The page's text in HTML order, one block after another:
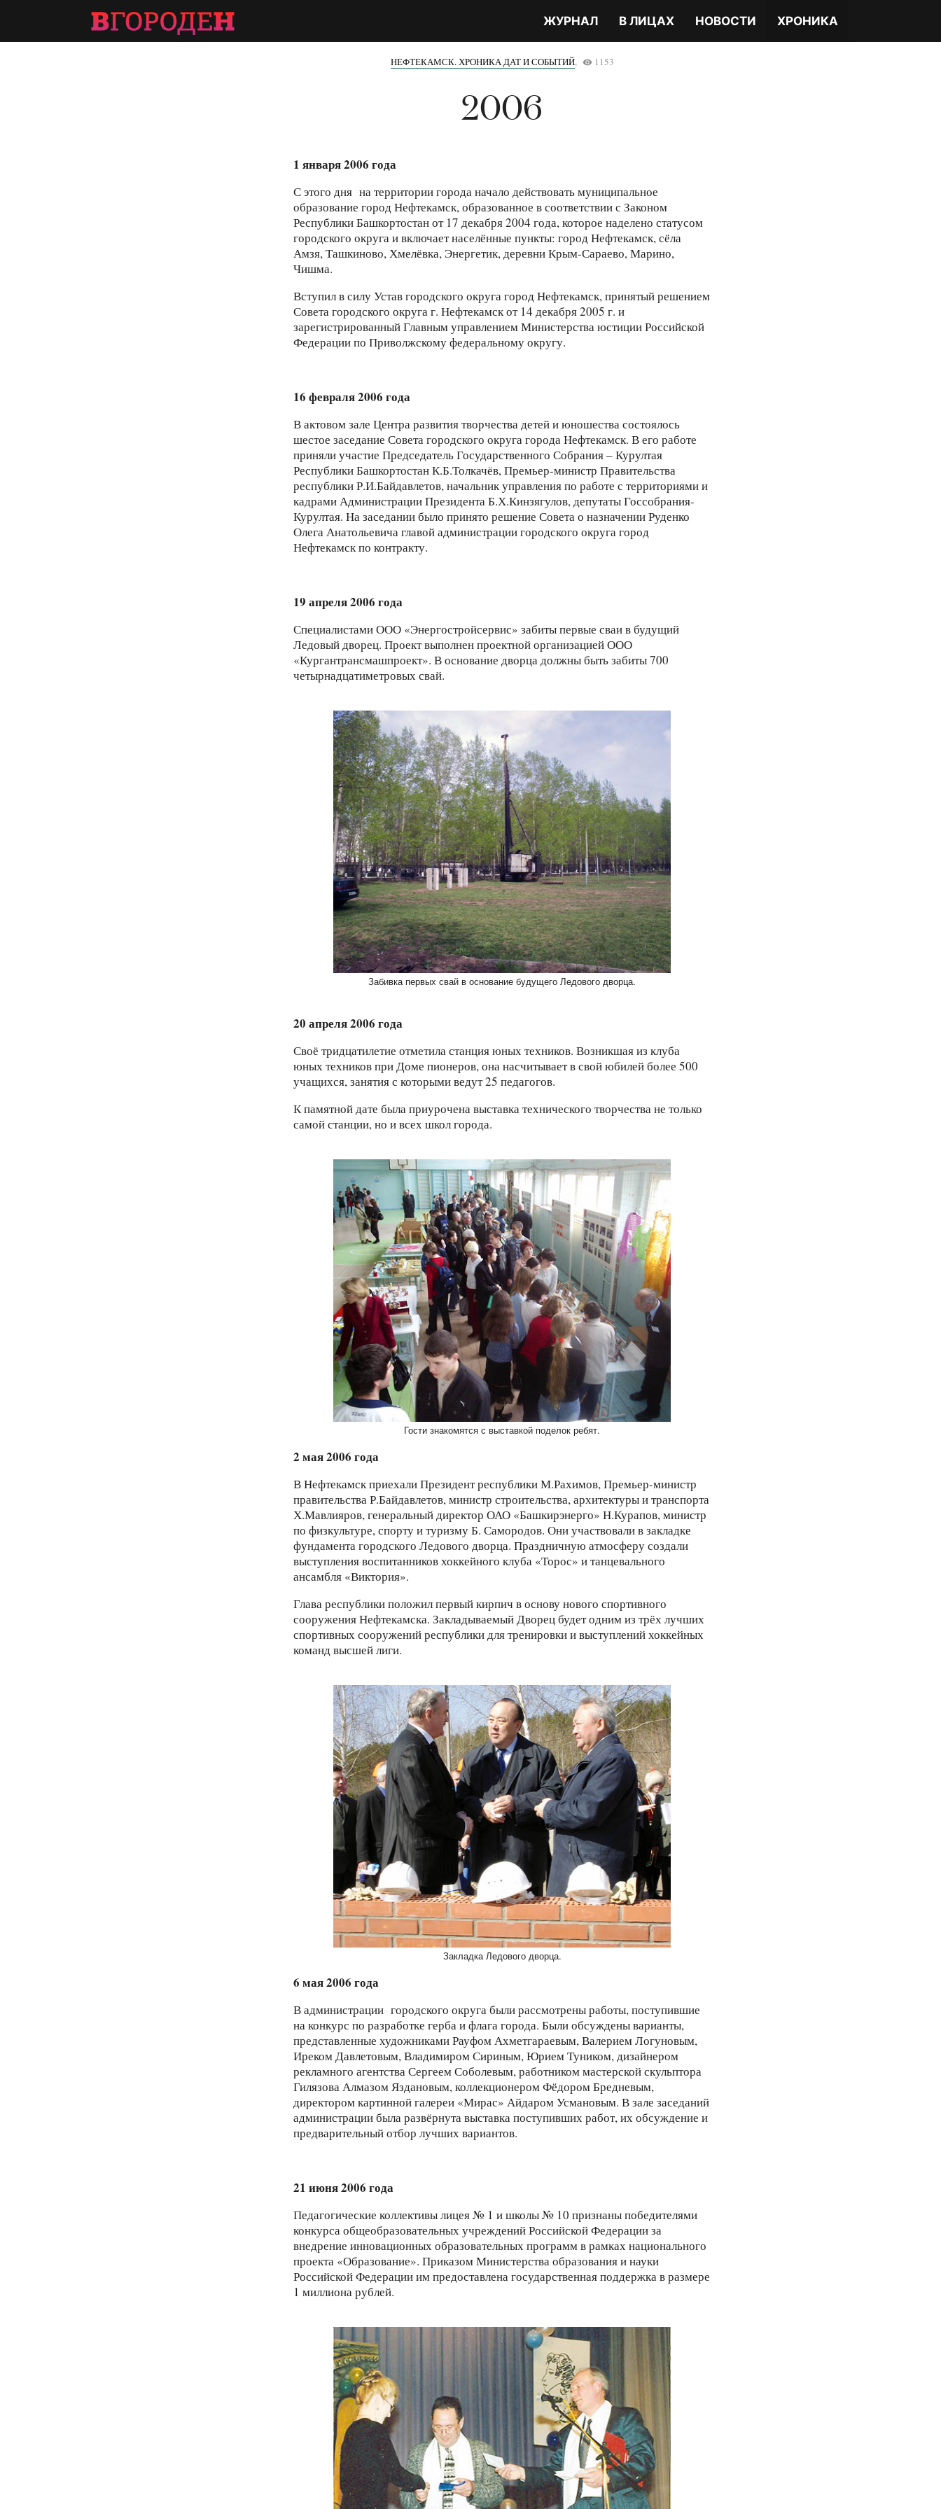
ЖУРНАЛ В ЛИЦАХ НОВОСТИ ХРОНИКА
НЕФТЕКАМСК. ХРОНИКА ДАТ И СОБЫТИЙ, remove_red_eye 1153
2006
1 января 2006 года
С этого дня на территории города начало действовать муниципальное
образование город Нефтекамск, образованное в соответствии с Законом
Республики Башкортостан от 17 декабря 2004 года, которое наделено статусом
городского округа и включает населённые пункты: город Нефтекамск, сёла
Амзя, Ташкиново, Хмелёвка, Энергетик, деревни Крым-Сараево, Марино,
Чишма.
Вступил в силу Устав городского округа город Нефтекамск, принятый решением
Совета городского округа г. Нефтекамск от 14 декабря 2005 г. и
зарегистрированный Главным управлением Министерства юстиции Российской
Федерации по Приволжскому федеральному округу.
16 февраля 2006 года
В актовом зале Центра развития творчества детей и юношества состоялось
шестое заседание Совета городского округа города Нефтекамск. В его работе
приняли участие Председатель Государственного Собрания – Курултая
Республики Башкортостан К.Б.Толкачёв, Премьер-министр Правительства
республики Р.И.Байдавлетов, начальник управления по работе с территориями и
кадрами Администрации Президента Б.Х.Кинзягулов, депутаты Госсобрания-
Курултая. На заседании было принято решение Совета о назначении Руденко
Олега Анатольевича главой администрации городского округа город
Нефтекамск по контракту.
19 апреля 2006 года
Специалистами ООО «Энергостройсервис» забиты первые сваи в будущий
Ледовый дворец. Проект выполнен проектной организацией ООО
«Кургантрансмашпроект». В основание дворца должны быть забиты 700
четырнадцатиметровых свай.
20 апреля 2006 года
Своё тридцатилетие отметила станция юных техников. Возникшая из клуба
юных техников при Доме пионеров, она насчитывает в свой юбилей более 500
учащихся, занятия с которыми ведут 25 педагогов.
К памятной дате была приурочена выставка технического творчества не только
самой станции, но и всех школ города.
2 мая 2006 года
В Нефтекамск приехали Президент республики М.Рахимов, Премьер-министр
правительства Р.Байдавлетов, министр строительства, архитектуры и транспорта
Х.Мавлияров, генеральный директор ОАО «Башкирэнерго» Н.Курапов, министр
по физкультуре, спорту и туризму Б. Самородов. Они участвовали в закладке
фундамента городского Ледового дворца. Праздничную атмосферу создали
выступления воспитанников хоккейного клуба «Торос» и танцевального
ансамбля «Виктория».
Глава республики положил первый кирпич в основу нового спортивного
сооружения Нефтекамска. Закладываемый Дворец будет одним из трёх лучших
спортивных сооружений республики для тренировки и выступлений хоккейных
команд высшей лиги.
6 мая 2006 года
В администрации городского округа были рассмотрены работы, поступившие
на конкурс по разработке герба и флага города. Были обсуждены варианты,
представленные художниками Рауфом Ахметгараевым, Валерием Логуновым,
Иреком Давлетовым, Владимиром Сириным, Юрием Туником, дизайнером
рекламного агентства Сергеем Соболевым, работником мастерской скульптора
Гилязова Алмазом Яздановым, коллекционером Фёдором Бредневым,
директором картинной галереи «Мирас» Айдаром Усмановым. В зале заседаний
администрации была развёрнута выставка поступивших работ, их обсуждение и
предварительный отбор лучших вариантов.
21 июня 2006 года
Педагогические коллективы лицея № 1 и школы № 10 признаны победителями
конкурса общеобразовательных учреждений Российской Федерации за
внедрение инновационных образовательных программ в рамках национального
проекта «Образование». Приказом Министерства образования и науки
Российской Федерации им предоставлена государственная поддержка в размере
1 миллиона рублей.